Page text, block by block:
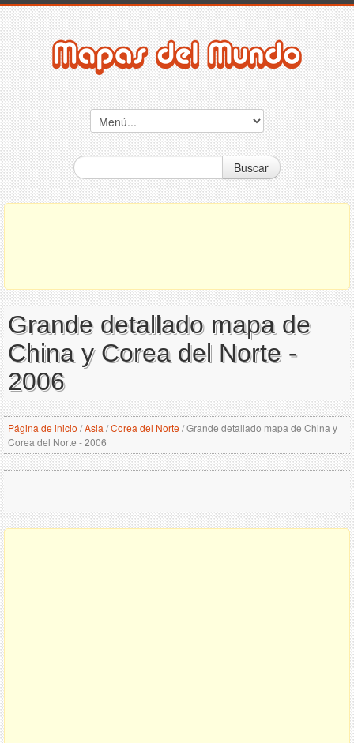
Buscar
Grande detallado mapa de
China y Corea del Norte -
2006
Página de inicio /Asia /Corea del Norte/Grande detallado mapa de China y
Corea del Norte - 2006